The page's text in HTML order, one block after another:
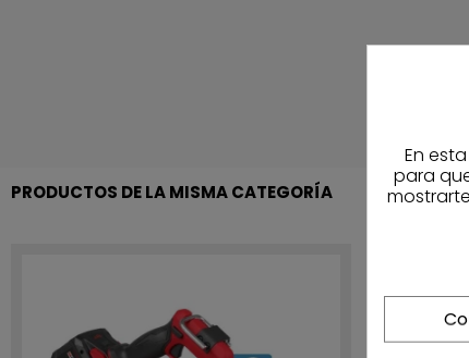
PRODUCTOS DE LA MISMA CATEGORÍA
En
para